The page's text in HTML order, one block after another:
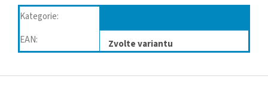
Kategorie:
EAN: Zvolte variantu